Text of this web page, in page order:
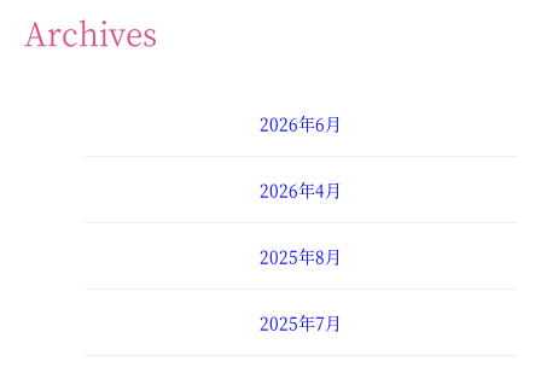
Archives
2026年6月
2026年4月
2025年8月
2025年7月